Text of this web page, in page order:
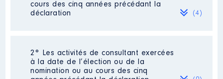
cours des cinq années précédant la
déclaration
(4)
Description
: Directrice générale
de Multuaccueils
2° Les activités de consultant exercées
à la date de l’élection ou de la
nomination ou au cours des cinq